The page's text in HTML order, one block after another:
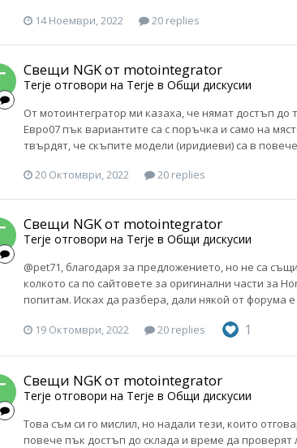
14 Ноември, 2022
20 replies
Свещи NGK от motointegrator
Terje отговори на Terje в Общи дискусии
От мотоинтегратор ми казаха, че нямат достъп
Евро07 пък вариантите са с поръчка и само на
твърдят, че скъпите модели (иридиеви) са в
20 Октомври, 2022
20 replies
Свещи NGK от motointegrator
Terje отговори на Terje в Общи дискусии
@pet71, благодаря за предложението, но не са
колкото са по сайтовете за оригинални части за
попитам. Исках да разбера, дали някой от форума
19 Октомври, 2022 20 replies 1
Свещи NGK от motointegrator
Terje отговори на Terje в Общи дискусии
Това съм си го мислил, но надали тези, които
повече пък достъп до склада и време да проверят